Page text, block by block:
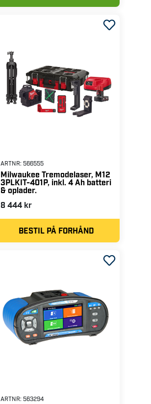
ARTNR:566555
Milwaukee Tremodelaser, M12
3PLKIT-401P, inkl. 4 Ah batteri
& oplader.
8 444 kr
BESTIL PÅ FORHÅND
ARTNR:563294